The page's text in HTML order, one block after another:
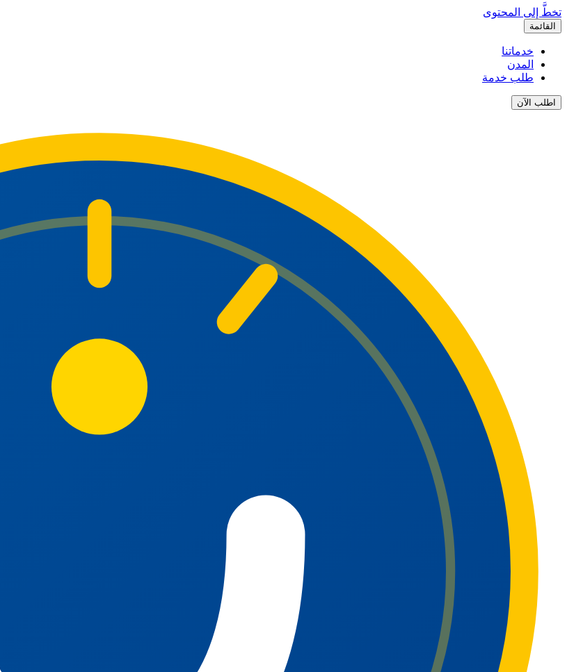
تخطَّ إلى المحتوى
القائمة
خدماتنا
المدن
طلب خدمة
اطلب الآن